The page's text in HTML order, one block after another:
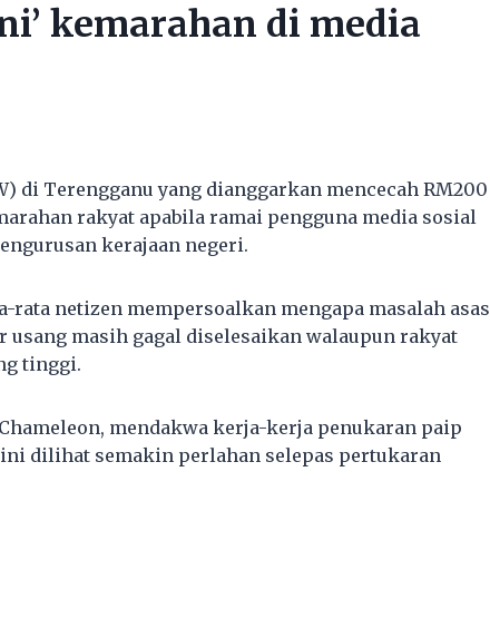
kemarahan di media
di Terengganu yang dianggarkan mencecah RM200
rakyat apabila ramai pengguna media sosial
kerajaan negeri.
rata netizen mempersoalkan mengapa masalah asas
masih gagal diselesaikan walaupun rakyat
tinggi.
mendakwa kerja-kerja penukaran paip
dilihat semakin perlahan selepas pertukaran